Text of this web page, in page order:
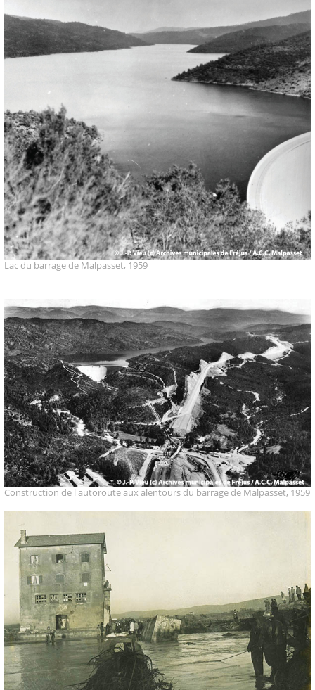
Lac du barrage de Malpasset, 1959
Construction de l'autoroute aux alentours du barrage de Malpasset, 1959